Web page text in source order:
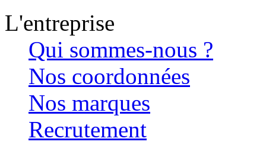
L'entreprise
Qui sommes-nous ?
Nos coordonnées
Nos marques
Recrutement